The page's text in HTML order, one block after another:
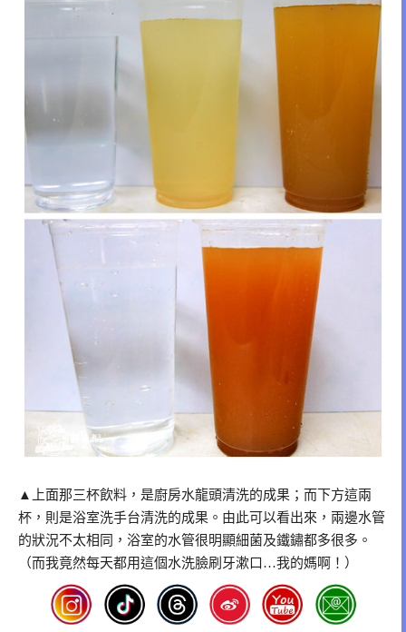
▲上面那三杯飲料，是廚房水龍頭清洗的成果；而下方這兩
杯，則是浴室洗手台清洗的成果。由此可以看出來，兩邊水管
的狀況不太相同，浴室的水管很明顯細菌及鐵鏽都多很多。
（而我竟然每天都用這個水洗臉刷牙漱口…我的媽啊！）